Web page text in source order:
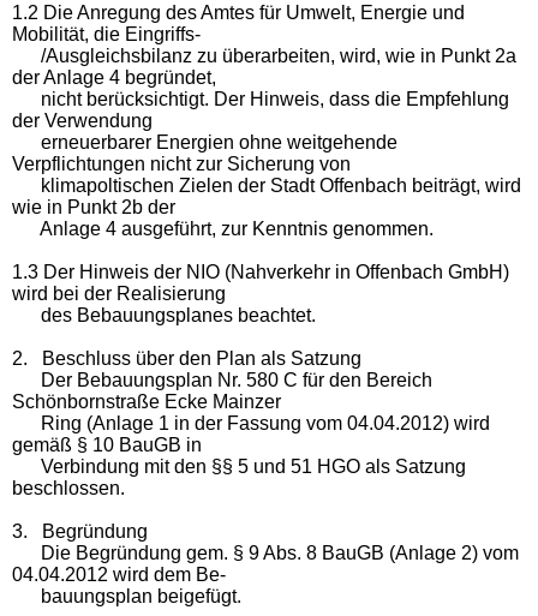
1.2 Die Anregung des Amtes für Umwelt, Energie und
Mobilität, die Eingriffs-
/Ausgleichsbilanz zu überarbeiten, wird, wie in Punkt 2a
der Anlage 4 begründet,
nicht berücksichtigt. Der Hinweis, dass die Empfehlung
der Verwendung
erneuerbarer Energien ohne weitgehende
Verpflichtungen nicht zur Sicherung von
klimapoltischen Zielen der Stadt Offenbach beiträgt, wird
wie in Punkt 2b der
Anlage 4 ausgeführt, zur Kenntnis genommen.
1.3 Der Hinweis der NIO (Nahverkehr in Offenbach GmbH)
wird bei der Realisierung
des Bebauungsplanes beachtet.
2. Beschluss über den Plan als Satzung
Der Bebauungsplan Nr. 580 C für den Bereich
Schönbornstraße Ecke Mainzer
Ring (Anlage 1 in der Fassung vom 04.04.2012) wird
gemäß § 10 BauGB in
Verbindung mit den §§ 5 und 51 HGO als Satzung
beschlossen.
3. Begründung
Die Begründung gem. § 9 Abs. 8 BauGB (Anlage 2) vom
04.04.2012 wird dem Be-
bauungsplan beigefügt.